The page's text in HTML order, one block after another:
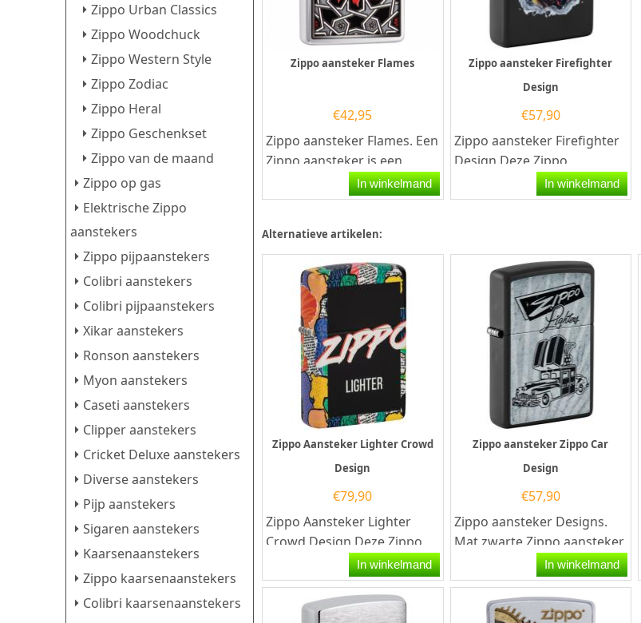
Zippo Urban Classics
Zippo Woodchuck
Zippo Western Style
Zippo Zodiac
Zippo Heral
Zippo Geschenkset
Zippo van de maand
Zippo op gas
Elektrische Zippo
aanstekers
Zippo pijpaanstekers
Colibri aanstekers
Colibri pijpaanstekers
Xikar aanstekers
Ronson aanstekers
Myon aanstekers
Caseti aanstekers
Clipper aanstekers
Cricket Deluxe aanstekers
Diverse aanstekers
Pijp aanstekers
Sigaren aanstekers
Kaarsenaanstekers
Zippo kaarsenaanstekers
Colibri kaarsenaanstekers
Zippo aansteker Flames
€42,95
Zippo aansteker Flames. Een
Zippo aansteker is een
goede aansteker met de
In winkelmand
Zippo aansteker Firefighter
Design
€57,90
Zippo aansteker Firefighter
Design.Deze Zippo
aansteker heeft een mat
zwarte afwerking met aan
In winkelmand
Alternatieve artikelen:
Zippo Aansteker Lighter Crowd
Design
€79,90
Zippo Aansteker Lighter
Crowd Design.Deze Zippo
aansteker heeft rondom
een kleurprint van...
In winkelmand
Zippo aansteker Zippo Car
Design
€57,90
Zippo aansteker Designs.
Mat zwarte Zippo aansteker
met aan de voorzijde een
opdruk van De...
In winkelmand